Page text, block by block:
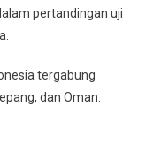
pertandingan uji
tergabung
dan Oman.